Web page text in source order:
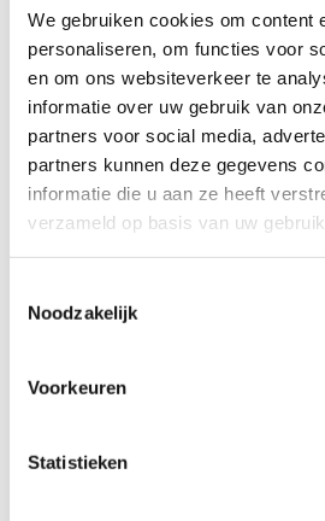
We gebruiken cookies om content
personaliseren, om functies voor
en om ons websiteverkeer te
informatie over uw gebruik van
partners voor social media,
partners kunnen deze gegevens
informatie die u aan ze heeft
verzameld op basis van uw
Noodzakelijk
Voorkeuren
Statistieken
Bent u de bestuurder naar
Dan kunt u vóór 1 december
motivatie uploaden viade
Gillmore, t.a.v. Ellen van den